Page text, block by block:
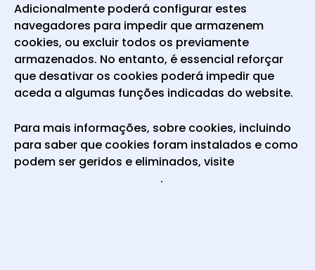
Adicionalmente poderá configurar estes
navegadores para impedir que armazenem
cookies, ou excluir todos os previamente
armazenados. No entanto, é essencial reforçar
que desativar os cookies poderá impedir que
aceda a algumas funções indicadas do website.
Para mais informações, sobre cookies, incluindo
para saber que cookies foram instalados e como
podem ser geridos e eliminados, visite
.